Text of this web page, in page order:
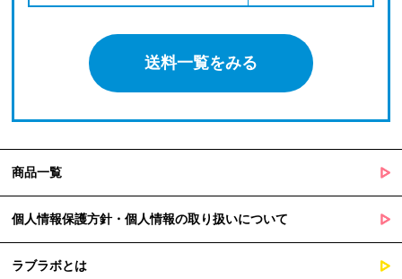
送料一覧をみる
商品一覧
個人情報保護方針・個人情報の取り扱いについて
ラブラボとは